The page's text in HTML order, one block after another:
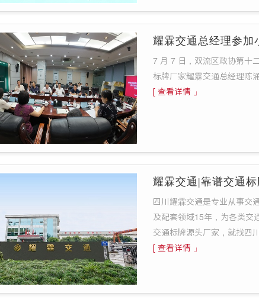
耀霖交通总经理参加
7 月 7 日，双流区政协第十
标牌厂家耀霖交通总经理陈
[ 查看详情 」
耀霖交通|靠谱交通标
四川耀霖交通是专业从事交
及配套领域15年，为各类交
交通标牌源头厂家，就找四
[ 查看详情 」